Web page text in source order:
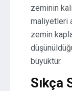
zeminin
maliyetleri
zemin
büyüktür.
Sıkça